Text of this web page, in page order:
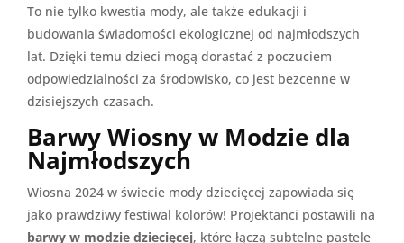
To nie tylko kwestia mody, ale także edukacji i
budowania świadomości ekologicznej od najmłodszych
lat. Dzięki temu dzieci mogą dorastać z poczuciem
odpowiedzialności za środowisko, co jest bezcenne w
dzisiejszych czasach.
Barwy Wiosny w Modzie dla
Najmłodszych
Wiosna 2024 w świecie mody dziecięcej zapowiada się
jako prawdziwy festiwal kolorów! Projektanci postawili na
barwy w modzie dziecięcej, które łączą subtelne pastele